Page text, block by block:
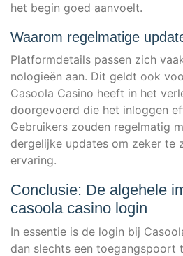
het begin goed aanvoelt.
Waarom regelmatige
Plat­form­de­tails pas­sen zich
no­lo­gieën aan. Dit geldt ook
Casoo­la Casi­no heeft in het
door­ge­voerd die het inlog­gen
Gebrui­kers zou­den regel­ma­tig
der­ge­li­jke updates om zeker te
ervaring.
Conclusie: De algehele
casoola casino login
In essen­tie is de log­in bij
dan slechts een toe­gangs­po­ort